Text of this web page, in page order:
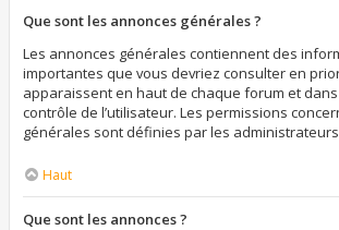
Que sont les annonces générales ?
Les annonces générales contiennent des
importantes que vous devriez consulter en
apparaissent en haut de chaque forum et
contrôle de l’utilisateur. Les permissions
générales sont définies par les
Haut
Que sont les annonces ?